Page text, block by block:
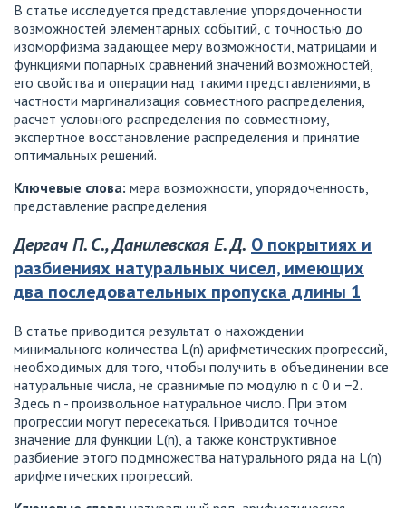
В статье исследуется представление упорядоченности
возможностей элементарных событий, с точностью до
изоморфизма задающее меру возможности, матрицами и
функциями попарных сравнений значений возможностей,
его свойства и операции над такими представлениями, в
частности маргинализация совместного распределения,
расчет условного распределения по совместному,
экспертное восстановление распределения и принятие
оптимальных решений.
Ключевые слова: мера возможности, упорядоченность,
представление распределения
Дергач П. С., Данилевская Е. Д. О покрытиях и
разбиениях натуральных чисел, имеющих
два последовательных пропуска длины 1
В статье приводится результат о нахождении
минимального количества L(n) арифметических прогрессий,
необходимых для того, чтобы получить в объединении все
натуральные числа, не сравнимые по модулю n с 0 и −2.
Здесь n - произвольное натуральное число. При этом
прогрессии могут пересекаться. Приводится точное
значение для функции L(n), а также конструктивное
разбиение этого подмножества натурального ряда на L(n)
арифметических прогрессий.